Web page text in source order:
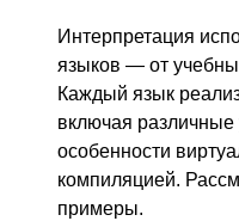
Интерпретация
языков — от
Каждый язык
включая
особенности
компиляцией.
примеры.